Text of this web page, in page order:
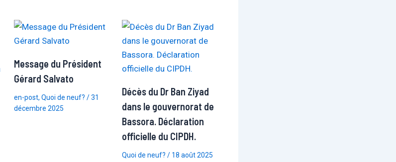
Message du Président
Gérard Salvato
en-post,Quoi de neuf? /31
décembre 2025
Décès du Dr Ban Ziyad
dans le gouvernorat de
Bassora. Déclaration
officielle du CIPDH.
Quoi de neuf? / 18 août 2025